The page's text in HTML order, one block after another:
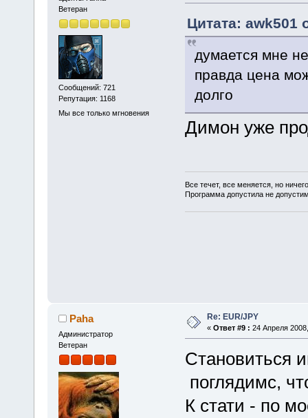
Ветеран
Сообщений: 721
Репутация: 1168
Мы все только мгновения
Цитата: awk501
думается мне
правда цена
долго
Димон уже
Все течет, все меняется, но
Программа допустила не
Paha
Администратор
Ветеран
Re: EUR/JPY
« Ответ #9 : 24 Апреля
Становиться
поглядимс,
К стати - по